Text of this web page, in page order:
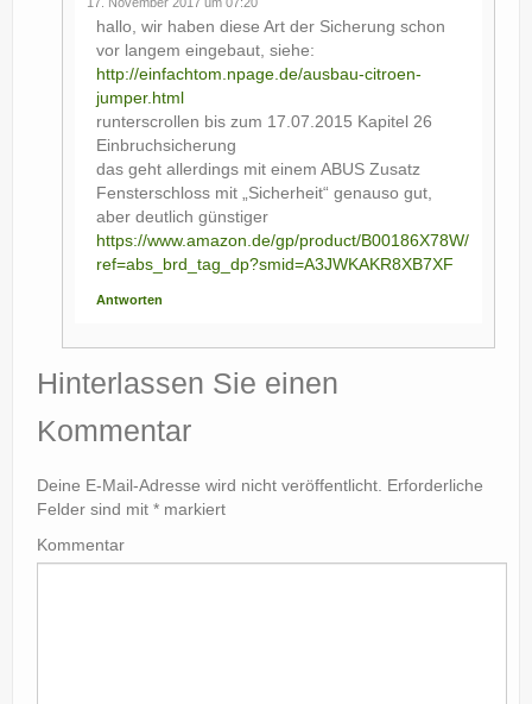
hallo, wir haben diese Art der Sicherung schon
vor langem eingebaut, siehe:
http://einfachtom.npage.de/ausbau-citroen-
jumper.html
runterscrollen bis zum 17.07.2015 Kapitel 26
Einbruchsicherung
das geht allerdings mit einem ABUS Zusatz
Fensterschloss mit „Sicherheit“ genauso gut,
aber deutlich günstiger
https://www.amazon.de/gp/product/B00186X78W/
ref=abs_brd_tag_dp?smid=A3JWKAKR8XB7XF
Antworten
Hinterlassen Sie einen
Kommentar
Deine E-Mail-Adresse wird nicht veröffentlicht. Erforderliche
Felder sind mit * markiert
Kommentar